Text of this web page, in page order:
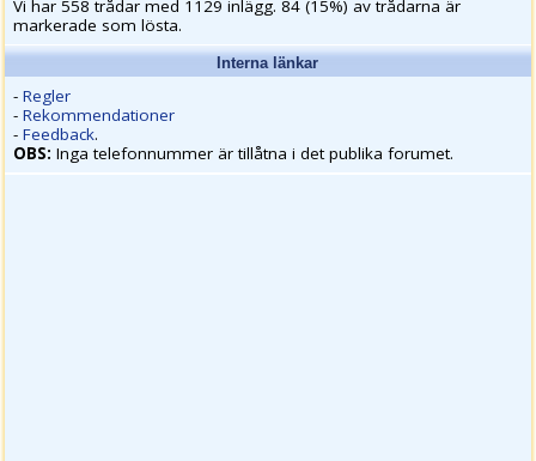
Vi har 558 trådar med 1129 inlägg. 84 (15%) av trådarna är
markerade som lösta.
Interna länkar
-Regler
-Rekommendationer
-Feedback.
OBS: Inga telefonnummer är tillåtna i det publika forumet.